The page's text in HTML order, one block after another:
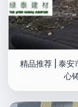
精品推荐 | 泰安
心